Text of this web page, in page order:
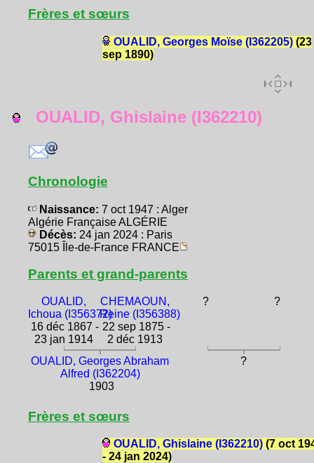
Frères et sœurs
OUALID, Georges Moïse (I362205)(23
sep 1890)
OUALID, Ghislaine (I362210)
Chronologie
Naissance: 7 oct 1947 : Alger
Algérie Française ALGÉRIE
Décès: 24 jan 2024 : Paris
75015 Île-de-France FRANCE
Parents et grand-parents
OUALID,
Ichoua (I356372)
16 déc 1867 -
23 jan 1914
CHEMAOUN,
Reine (I356388)
22 sep 1875 -
2 déc 1913
? ?
OUALID, Georges Abraham
Alfred (I362204)
1903
?
Frères et sœurs
OUALID, Ghislaine (I362210)(7 oct
- 24 jan 2024)